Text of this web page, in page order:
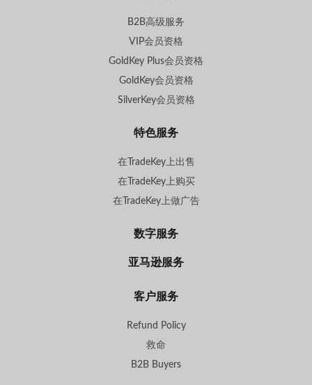
B2B高级服务
VIP会员资格
GoldKey Plus会员资格
GoldKey会员资格
SilverKey会员资格
特色服务
在TradeKey上出售
在TradeKey上购买
在TradeKey上做广告
数字服务
亚马逊服务
客户服务
Refund Policy
救命
B2B Buyers